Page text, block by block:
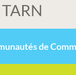
de